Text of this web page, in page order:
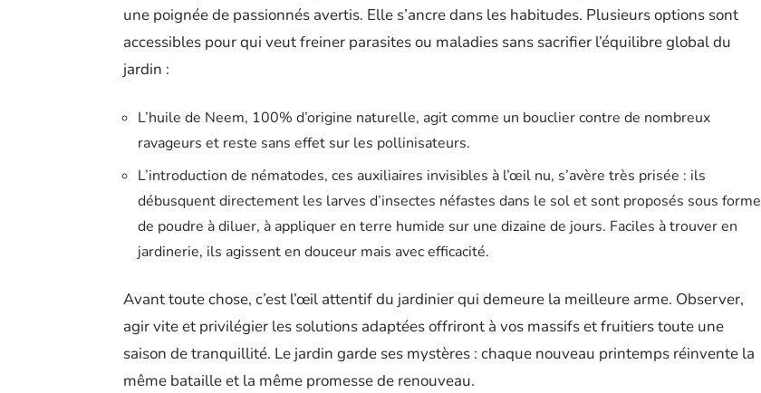
une poignée de passionnés avertis. Elle s’ancre dans les habitudes. Plusieurs options sont
accessibles pour qui veut freiner parasites ou maladies sans sacrifier l’équilibre global du
jardin :
L’huile de Neem, 100% d’origine naturelle, agit comme un bouclier contre de nombreux
ravageurs et reste sans effet sur les pollinisateurs.
L’introduction de nématodes, ces auxiliaires invisibles à l’œil nu, s’avère très prisée : ils
débusquent directement les larves d’insectes néfastes dans le sol et sont proposés sous forme
de poudre à diluer, à appliquer en terre humide sur une dizaine de jours. Faciles à trouver en
jardinerie, ils agissent en douceur mais avec efficacité.
Avant toute chose, c’est l’œil attentif du jardinier qui demeure la meilleure arme. Observer,
agir vite et privilégier les solutions adaptées offriront à vos massifs et fruitiers toute une
saison de tranquillité. Le jardin garde ses mystères : chaque nouveau printemps réinvente la
même bataille et la même promesse de renouveau.